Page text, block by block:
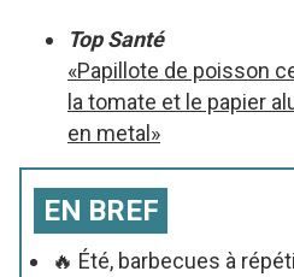
Top Santé
«Papillote de poisson
la tomate et le papier
en metal»
EN BREF
🔥 Été, barbecues à